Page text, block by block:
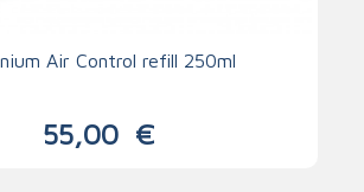
Air Control refill 250ml
55,00 €